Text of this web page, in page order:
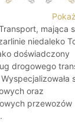
mająca
niedaleko
doświadczony
drogowego
oraz
przewozów